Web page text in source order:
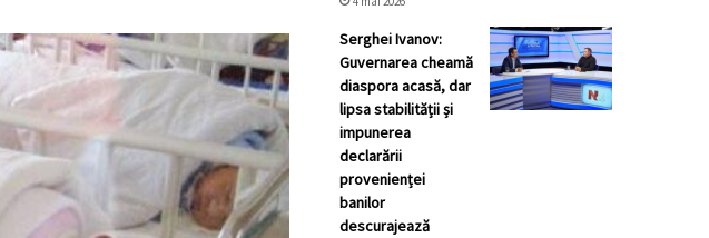
Serghei Ivanov:
Guvernarea cheamă
diaspora acasă, dar
lipsa stabilității și
impunerea
declarării
provenienței
banilor
descurajează